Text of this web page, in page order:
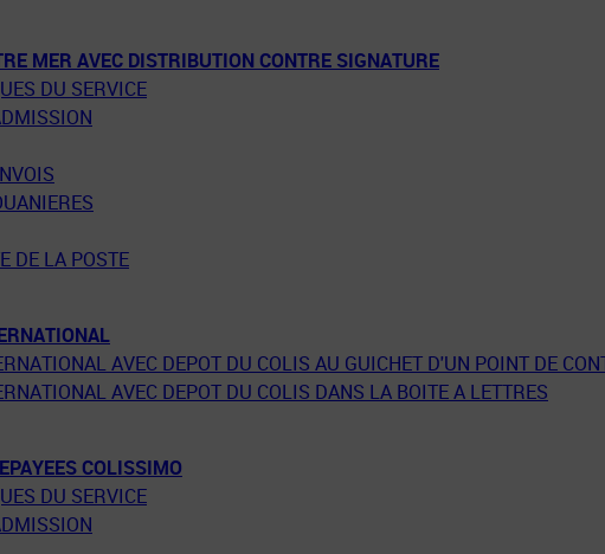
MER AVEC DISTRIBUTION CONTRE SIGNATURE
DU SERVICE
DE LA POSTE
AVEC DEPOT DU COLIS AU GUICHET D'UN POINT DE
AVEC DEPOT DU COLIS DANS LA BOITE A LETTRES
COLISSIMO
DU SERVICE